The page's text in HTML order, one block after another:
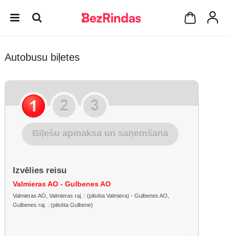
Autobusu biļetes
Biļešu apmaksa un saņemšana
Izvēlies reisu
Valmieras AO - Gulbenes AO
Valmieras AO, Valmieras raj. : (pilsēta Valmiera) - Gulbenes AO,
Gulbenes raj. : (pilsēta Gulbene)